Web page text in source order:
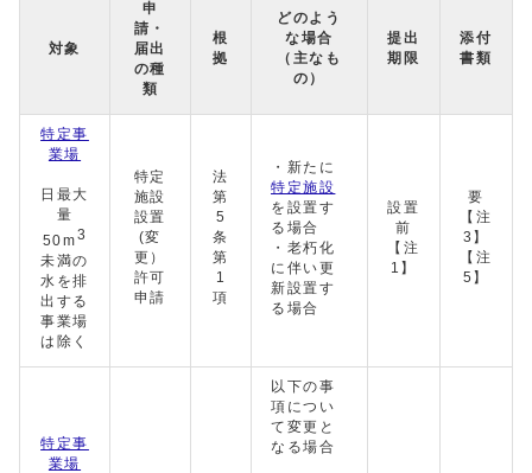
対象
申
請・
届出
の種
類
根
拠
どのよう
な場合
（主なも
の）
提出
期限
添付
書類
特定事
業場
日最大
量
50m3
未満の
水を排
出する
事業場
は除く
特定
施設
設置
(変
更）
許可
申請
法
第
5
条
第
1
項
・新たに
特定施設
を設置す
る場合
・老朽化
に伴い更
新設置す
る場合
設置
前
【注
1】
要
【注
3】
【注
5】
特定事
業場
以下の事
項につい
て変更と
なる場合